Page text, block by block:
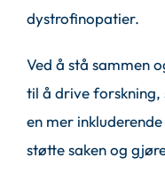
dystrofinopatier.
Ved å stå sammen
til å drive
en mer
støtte saken og